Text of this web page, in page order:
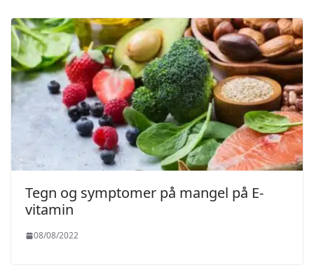
Tegn og symptomer på mangel på E-
vitamin
08/08/2022